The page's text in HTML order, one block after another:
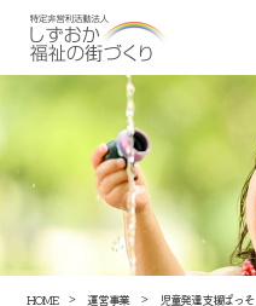
HOME 運営事業 児童発達支援ぱっそ